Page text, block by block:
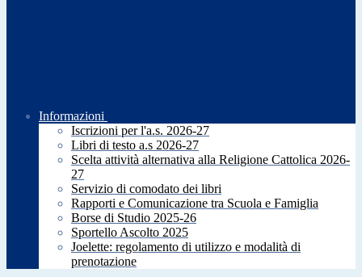
Informazioni
Iscrizioni per l'a.s. 2026-27
Libri di testo a.s 2026-27
Scelta attività alternativa alla Religione Cattolica 2026-
27
Servizio di comodato dei libri
Rapporti e Comunicazione tra Scuola e Famiglia
Borse di Studio 2025-26
Sportello Ascolto 2025
Joelette: regolamento di utilizzo e modalità di
prenotazione